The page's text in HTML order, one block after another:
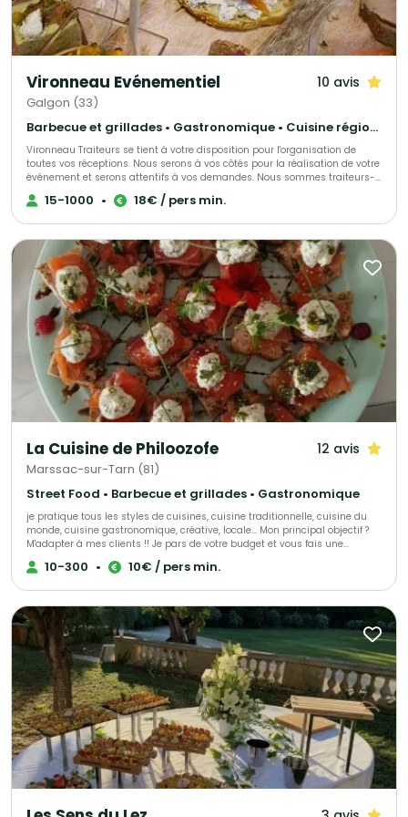
Vironneau Evénementiel 10 avis
Galgon (33)
Barbecue et grillades • Gastronomique • Cuisine régionale
Vironneau Traiteurs se tient à votre disposition pour l'organisation de
toutes vos réceptions. Nous serons à vos côtés pour la réalisation de votre
événement et serons attentifs à vos demandes. Nous sommes traiteurs-
organisateurs de réception. Notre rôle ne se limite pas à livrer des repas
ou des cocktails, nous imaginons, concevons, mettons en place, gérons de
15-1000 • 18€ / pers min.
La Cuisine de Philoozofe 12 avis
Marssac-sur-Tarn (81)
Street Food • Barbecue et grillades • Gastronomique
je pratique tous les styles de cuisines, cuisine traditionnelle, cuisine du
monde, cuisine gastronomique, créative, locale... Mon principal objectif ?
M'adapter à mes clients !! Je pars de votre budget et vous fais une
proposition personnalisée pour que votre évènement soit à votre image et
réussi, quelque soit vos possibilités !
10-300 • 10€ / pers min.